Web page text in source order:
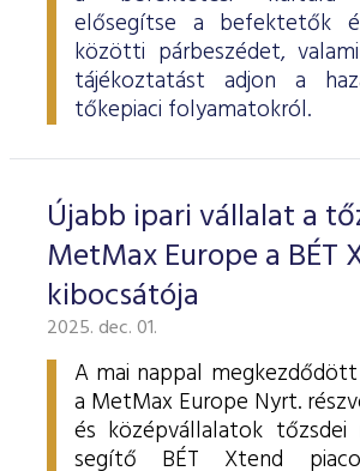
elősegítse a befektetők
közötti párbeszédet,
tájékoztatást adjon a
tőkepiaci folyamatokról.
Újabb ipari vállalat a
MetMax Europe a BÉT
kibocsátója
2025. dec. 01.
A mai nappal
a MetMax Europe Nyrt.
és középvállalatok tőzsdei
segítő BÉT Xtend